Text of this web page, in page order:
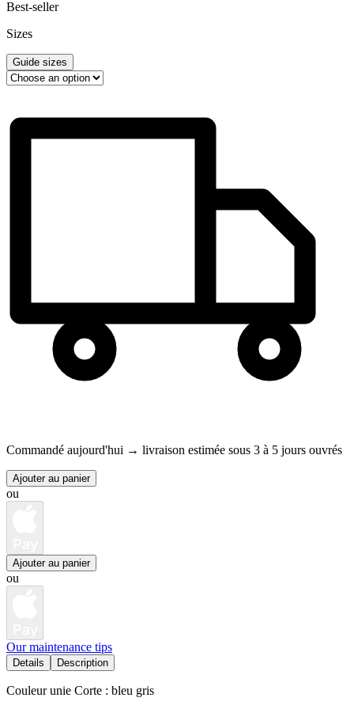
Best-seller
Sizes
Guide sizes
Commandé aujourd'hui → livraison estimée sous 3 à 5 jours ouvrés
Ajouter au panier
ou
Ajouter au panier
ou
Our maintenance tips
Details Description
Couleur unie Corte : bleu gris